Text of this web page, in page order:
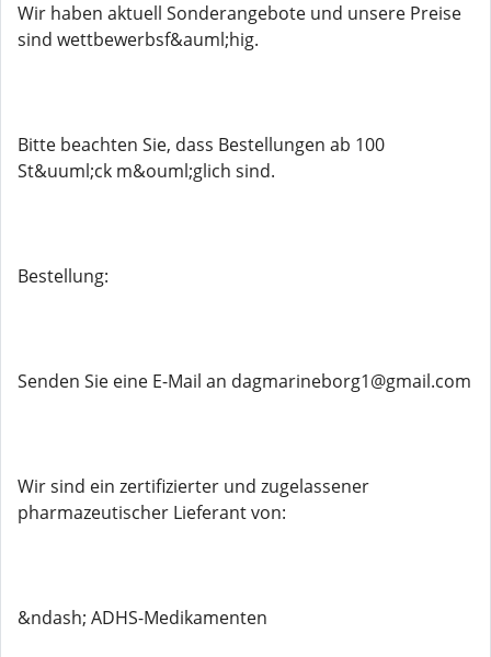
Wir haben aktuell Sonderangebote und unsere Preise
sind wettbewerbsf&auml;hig.
Bitte beachten Sie, dass Bestellungen ab 100
St&uuml;ck m&ouml;glich sind.
Bestellung:
Senden Sie eine E-Mail an dagmarineborg1@gmail.com
Wir sind ein zertifizierter und zugelassener
pharmazeutischer Lieferant von:
&ndash; ADHS-Medikamenten